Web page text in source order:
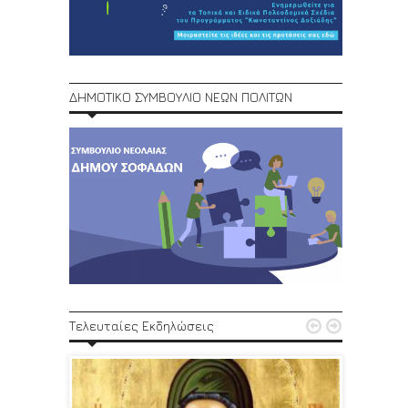
ΔΗΜΟΤΙΚΟ ΣΥΜΒΟΥΛΙΟ ΝΕΩΝ ΠΟΛΙΤΩΝ
Τελευταίες Εκδηλώσεις  